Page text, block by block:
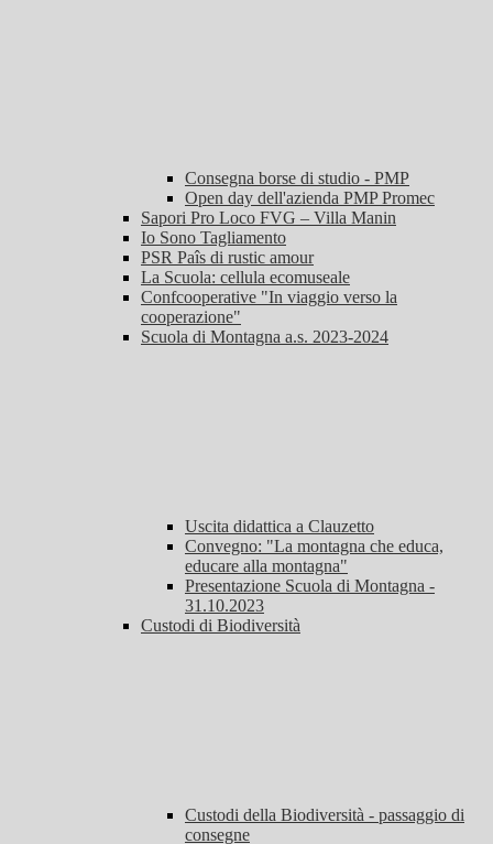
Consegna borse di studio - PMP
Open day dell'azienda PMP Promec
Sapori Pro Loco FVG – Villa Manin
Io Sono Tagliamento
PSR Paîs di rustic amour
La Scuola: cellula ecomuseale
Confcooperative "In viaggio verso la
cooperazione"
Scuola di Montagna a.s. 2023-2024
Uscita didattica a Clauzetto
Convegno: "La montagna che educa,
educare alla montagna"
Presentazione Scuola di Montagna -
31.10.2023
Custodi di Biodiversità
Custodi della Biodiversità - passaggio di
consegne